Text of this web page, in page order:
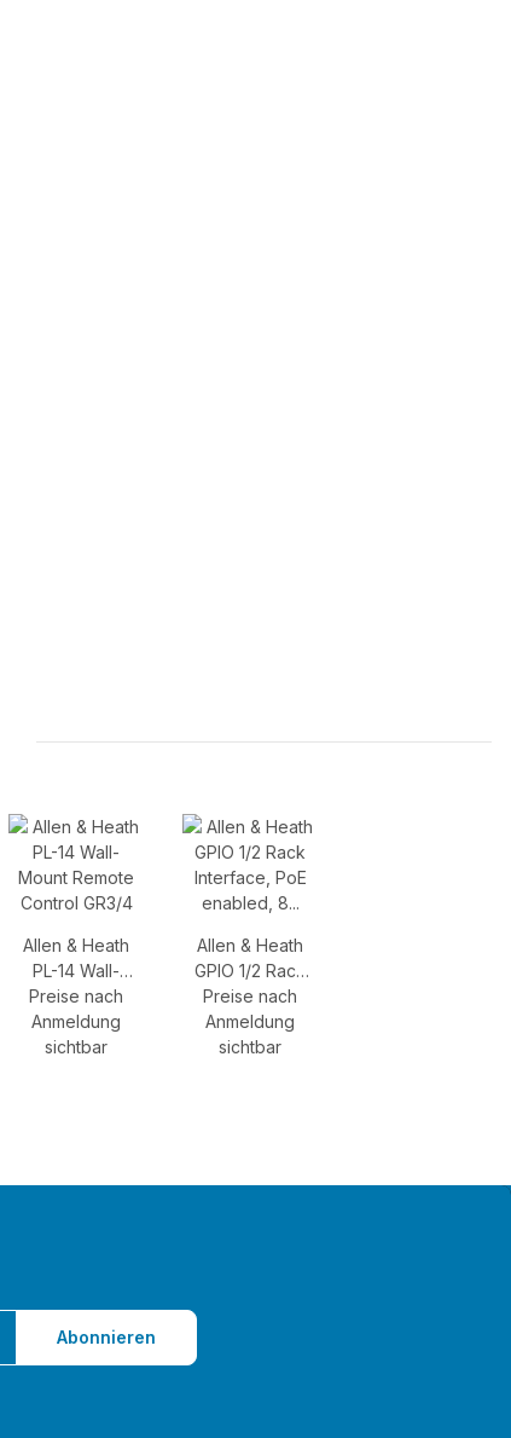
Allen & Heath
PL-14 Wall-
Mount Remote
Control GR3/4
Preise nach
Anmeldung
sichtbar
Allen & Heath
GPIO 1/2 Rack
Interface, PoE
enabled, 8
inputs, 8 outputs
Preise nach
Anmeldung
sichtbar
Abonnieren